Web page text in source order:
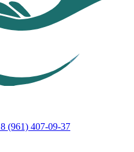
8 (961) 407-09-37